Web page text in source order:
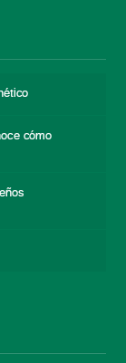
cómo